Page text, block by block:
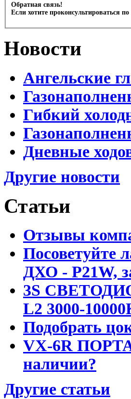
Обратная связь!
Если хотите проконсультироваться
Новости
Ангельские
Гибкий
Дневные
Другие новости
Статьи
Отзывы
Посоветуйте
ДХО - P21W,
3S
L2 3000-
Подобрать
VX-6R
наличии?
Другие статьи